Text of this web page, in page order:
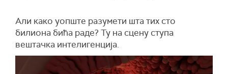
Али како уопште разумети шта тих сто
билиона бића раде? Ту на сцену ступа
вештачка интелигенција.